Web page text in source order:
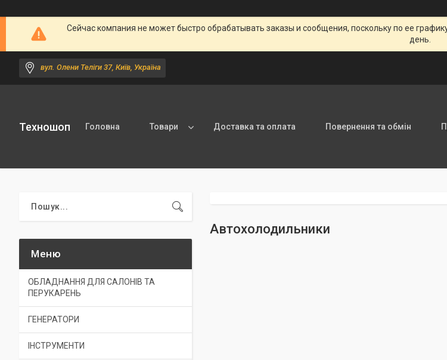
Сейчас компания не может быстро обрабатывать заказы и сообщения, поскольку по ее
день.
вул. Олени Теліги 37, Київ, Україна
Техношоп Головна Товари Доставка та оплата Повернення та обмін
Автохолодильники
ОБЛАДНАННЯ ДЛЯ САЛОНІВ ТА
ПЕРУКАРЕНЬ
ГЕНЕРАТОРИ
ІНСТРУМЕНТИ